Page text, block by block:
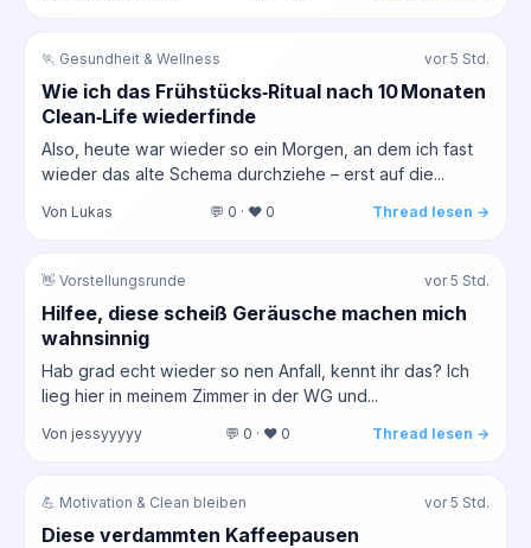
🏃 Gesundheit & Wellness vor 5 Std.
Wie ich das Frühstücks‑Ritual nach 10 Monaten
Clean‑Life wiederfinde
Also, heute war wieder so ein Morgen, an dem ich fast
wieder das alte Schema durchziehe – erst auf die...
Von Lukas 💬 0 · ❤️ 0 Thread lesen →
👋 Vorstellungsrunde vor 5 Std.
Hilfee, diese scheiß Geräusche machen mich
wahnsinnig
Hab grad echt wieder so nen Anfall, kennt ihr das? Ich
lieg hier in meinem Zimmer in der WG und...
Von jessyyyyy 💬 0 · ❤️ 0 Thread lesen →
💪 Motivation & Clean bleiben vor 5 Std.
Diese verdammten Kaffeepausen